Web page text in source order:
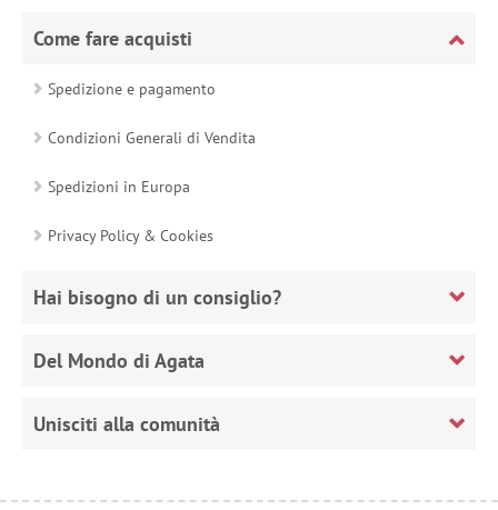
Come fare acquisti
Spedizione e pagamento
Condizioni Generali di Vendita
Spedizioni in Europa
Privacy Policy & Cookies
Hai bisogno di un consiglio?
Del Mondo di Agata
Unisciti alla comunità